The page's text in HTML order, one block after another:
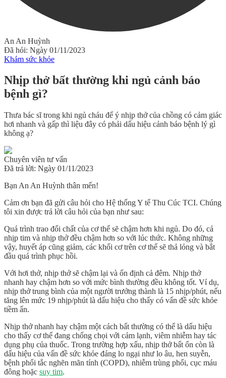
An An Huỳnh
Đã hỏi: Ngày 01/11/2023
Khám sức khỏe
Nhịp thở bất thường khi ngủ cảnh báo
bệnh gì?
Thưa bác sĩ trong khi ngủ cháu để ý nhịp thở của chồng có cảm giác
hơi nhanh và gấp thì liệu đây có phải dấu hiệu cảnh báo bệnh lý gì
không ạ?
Chuyên viên tư vấn
Đã trả lời: Ngày 01/11/2023
Bạn An An Huỳnh thân mến!
Cảm ơn bạn đã gửi câu hỏi cho Hệ thống Y tế Thu Cúc TCI. Chúng
tôi xin được trả lời câu hỏi của bạn như sau:
Quá trình trao đổi chất của cơ thể sẽ chậm hơn khi ngủ. Do đó, cả
nhịp tim và nhịp thở đều chậm hơn so với lúc thức. Không những
vậy, huyết áp cũng giảm, các khối cơ trên cơ thể sẽ thả lỏng và bắt
đầu quá trình phục hồi.
Với hơi thở, nhịp thở sẽ chậm lại và ổn định cả đêm. Nhịp thở
nhanh hay chậm hơn so với mức bình thường đều không tốt. Ví dụ,
nhịp thở trung bình của một người trưởng thành là 15 nhịp/phút, nếu
tăng lên mức 19 nhịp/phút là dấu hiệu cho thấy có vấn đề sức khỏe
tiềm ẩn.
Nhịp thở nhanh hay chậm một cách bất thường có thể là dấu hiệu
cho thấy cơ thể đang chống chọi với cảm lạnh, viêm nhiễm hay tác
dụng phụ của thuốc. Trong trường hợp xấu, nhịp thở bất ổn còn là
dấu hiệu của vấn đề sức khỏe đáng lo ngại như lo âu, hen suyễn,
bệnh phổi tắc nghẽn mãn tính (COPD), nhiễm trùng phổi, cục máu
đông hoặc suy tim.